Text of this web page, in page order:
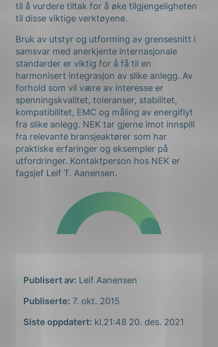
til å vurdere tiltak for å øke tilgjengeligheten
til disse viktige verktøyene.
Bruk av utstyr og utforming av grensesnitt i
samsvar med anerkjente internasjonale
standarder er viktig for å få til en
harmonisert integrasjon av slike anlegg. Av
forhold som vil være av interesse er
spenningskvalitet, toleranser, stabilitet,
kompatibilitet, EMC og måling av energiflyt
fra slike anlegg. NEK tar gjerne imot innspill
fra relevante bransjeaktører som har
praktiske erfaringer og eksempler på
utfordringer. Kontaktperson hos NEK er
fagsjef Leif T. Aanensen.
Publisert av: Leif Aanensen
Publiserte: 7. okt. 2015
Siste oppdatert: kl.21:48 20. des. 2021